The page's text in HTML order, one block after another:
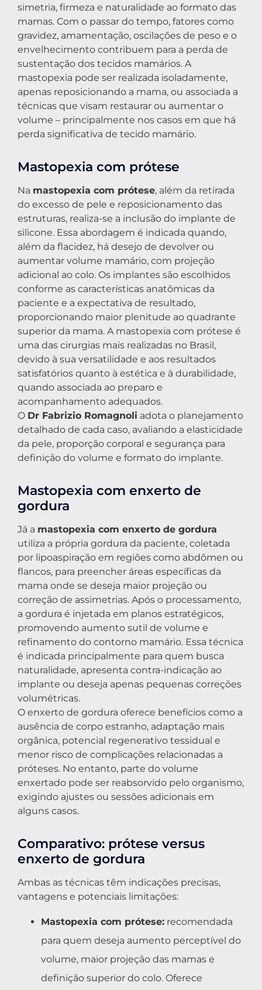
simetria, firmeza e naturalidade ao formato das
mamas. Com o passar do tempo, fatores como
gravidez, amamentação, oscilações de peso e o
envelhecimento contribuem para a perda de
sustentação dos tecidos mamários. A
mastopexia pode ser realizada isoladamente,
apenas reposicionando a mama, ou associada a
técnicas que visam restaurar ou aumentar o
volume – principalmente nos casos em que há
perda significativa de tecido mamário.
Mastopexia com prótese
Na mastopexia com prótese, além da retirada
do excesso de pele e reposicionamento das
estruturas, realiza-se a inclusão do implante de
silicone. Essa abordagem é indicada quando,
além da flacidez, há desejo de devolver ou
aumentar volume mamário, com projeção
adicional ao colo. Os implantes são escolhidos
conforme as características anatômicas da
paciente e a expectativa de resultado,
proporcionando maior plenitude ao quadrante
superior da mama. A mastopexia com prótese é
uma das cirurgias mais realizadas no Brasil,
devido à sua versatilidade e aos resultados
satisfatórios quanto à estética e à durabilidade,
quando associada ao preparo e
acompanhamento adequados.
O Dr Fabrizio Romagnoli adota o planejamento
detalhado de cada caso, avaliando a elasticidade
da pele, proporção corporal e segurança para
definição do volume e formato do implante.
Mastopexia com enxerto de
gordura
Já a mastopexia com enxerto de gordura
utiliza a própria gordura da paciente, coletada
por lipoaspiração em regiões como abdômen ou
flancos, para preencher áreas específicas da
mama onde se deseja maior projeção ou
correção de assimetrias. Após o processamento,
a gordura é injetada em planos estratégicos,
promovendo aumento sutil de volume e
refinamento do contorno mamário. Essa técnica
é indicada principalmente para quem busca
naturalidade, apresenta contra-indicação ao
implante ou deseja apenas pequenas correções
volumétricas.
O enxerto de gordura oferece benefícios como a
ausência de corpo estranho, adaptação mais
orgânica, potencial regenerativo tessidual e
menor risco de complicações relacionadas a
próteses. No entanto, parte do volume
enxertado pode ser reabsorvido pelo organismo,
exigindo ajustes ou sessões adicionais em
alguns casos.
Comparativo: prótese versus
enxerto de gordura
Ambas as técnicas têm indicações precisas,
vantagens e potenciais limitações:
Mastopexia com prótese: recomendada
para quem deseja aumento perceptível do
volume, maior projeção das mamas e
definição superior do colo. Oferece